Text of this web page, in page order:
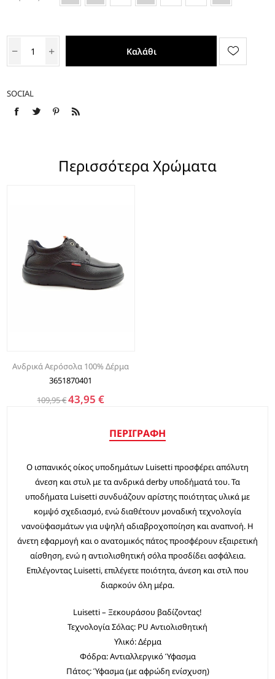
Καλάθι
SOCIAL
Περισσότερα Χρώματα
Ανδρικά Αερόσολα 100% Δέρμα
3651870401
109,95 €43,95 €
ΠΕΡΙΓΡΑΦΉ
Ο ισπανικός οίκος υποδημάτων Luisetti προσφέρει απόλυτη
άνεση και στυλ με τα ανδρικά derby υποδήματά του. Τα
υποδήματα Luisetti συνδυάζουν αρίστης ποιότητας υλικά με
κομψό σχεδιασμό, ενώ διαθέτουν μοναδική τεχνολογία
νανοϋφασμάτων για υψηλή αδιαβροχοποίηση και αναπνοή. Η
άνετη εφαρμογή και ο ανατομικός πάτος προσφέρουν εξαιρετική
αίσθηση, ενώ η αντιολισθητική σόλα προσδίδει ασφάλεια.
Επιλέγοντας Luisetti, επιλέγετε ποιότητα, άνεση και στιλ που
διαρκούν όλη μέρα.
Luisetti – Ξεκουράσου βαδίζοντας!
Τεχνολογία Σόλας: PU Αντιολισθητική
Υλικό: Δέρμα
Φόδρα: Αντιαλλεργικό Ύφασμα
Πάτος: Ύφασμα (με αφρώδη ενίσχυση)